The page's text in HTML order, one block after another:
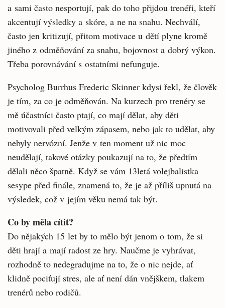
a sami často nesportují, pak do toho přijdou trenéři, kteří
akcentují výsledky a skóre, a ne na snahu. Nechválí,
často jen kritizují, přitom motivace u dětí plyne kromě
jiného z odměňování za snahu, bojovnost a dobrý výkon.
Třeba porovnávání s ostatními nefunguje.
Psycholog Burrhus Frederic Skinner kdysi řekl, že člověk
je tím, za co je odměňován. Na kurzech pro trenéry se
mě účastníci často ptají, co mají dělat, aby děti
motivovali před velkým zápasem, nebo jak to udělat, aby
nebyly nervózní. Jenže v ten moment už nic moc
neudělají, takové otázky poukazují na to, že předtím
dělali něco špatně. Když se vám 13letá volejbalistka
sesype před finále, znamená to, že je až příliš upnutá na
výsledek, což v jejím věku nemá tak být.
Co by měla cítit?
Do nějakých 15 let by to mělo být jenom o tom, že si
děti hrají a mají radost ze hry. Naučme je vyhrávat,
rozhodně to nedegradujme na to, že o nic nejde, ať
klidně pociťují stres, ale ať není dán vnějškem, tlakem
trenérů nebo rodičů.